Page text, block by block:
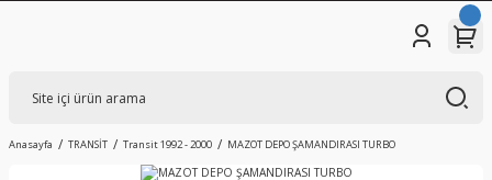
Anasayfa TRANSİT Transit 1992 - 2000 MAZOT DEPO ŞAMANDIRASI TURBO